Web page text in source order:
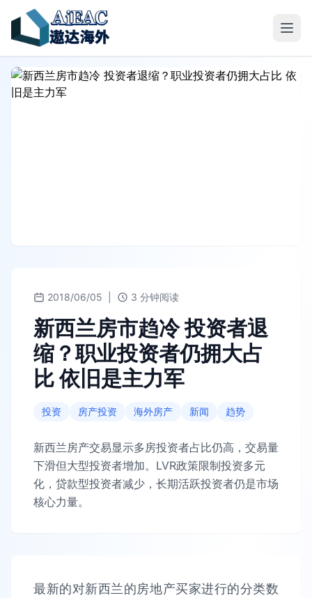
2018/06/05 3 分钟阅读
新西兰房市趋冷 投资者退
缩？职业投资者仍拥大占
比 依旧是主力军
投资 房产投资 海外房产 新闻 趋势
新西兰房产交易显示多房投资者占比仍高，交易量
下滑但大型投资者增加。LVR政策限制投资多元
化，贷款型投资者减少，长期活跃投资者仍是市场
核心力量。
最新的对新西兰的房地产买家进行的分类数